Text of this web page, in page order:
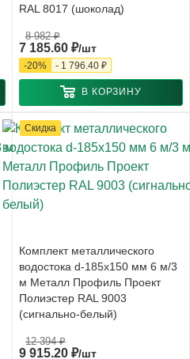
RAL 8017 (шоколад)
7 185.60 ₽/шт
8 982₽
-20% - 1 796.40 ₽
В КОРЗИНУ
Скидка
Комплект металлического
водостока d-185x150 мм 6 м/3
м Металл Профиль Проект
Полиэстер RAL 9003
(сигнально-белый)
9 915.20 ₽/шт
12 394₽